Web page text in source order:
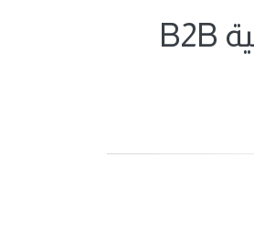
منصة اكسبورتاج هي منصة سعودية متخصصة في التجارة الإلكترونية B2B